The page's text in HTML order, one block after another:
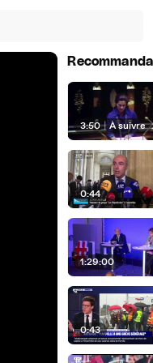
3:50 | À suivre
0:44
1:29:00
0:43